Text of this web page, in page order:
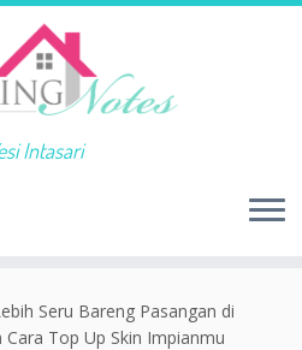
Intasari
Seru Bareng Pasangan di
Top Up Skin Impianmu